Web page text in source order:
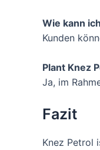
Wie kann
Kunden
Plant Knez
Ja, im
Fazit
Knez Petrol